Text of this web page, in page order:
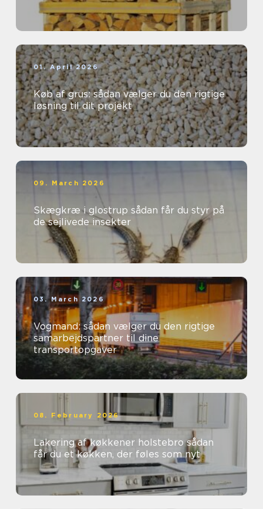
01. April 2026
Køb af grus: sådan vælger du den rigtige
løsning til dit projekt
09. March 2026
Skægkræ i glostrup sådan får du styr på
de sejlivede insekter
03. March 2026
Vogmand: sådan vælger du den rigtige
samarbejdspartner til dine
transportopgaver
08. February 2026
Lakering af køkkener holstebro sådan
får du et køkken, der føles som nyt